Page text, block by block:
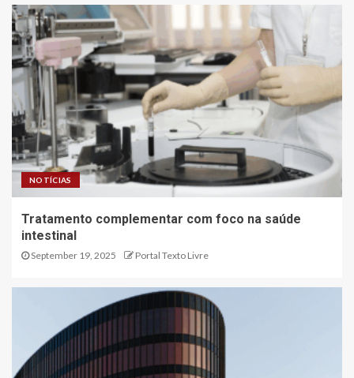
NOTÍCIAS
Tratamento complementar com foco na saúde
intestinal
September 19, 2025 Portal Texto Livre